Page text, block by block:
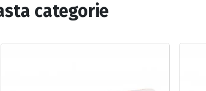
categorie